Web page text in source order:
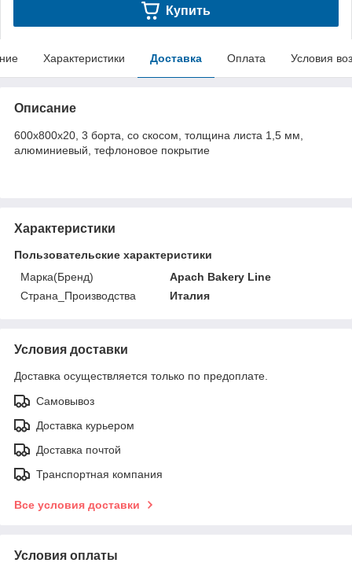
Купить
Характеристики Доставка Оплата Условия
Описание
600х800х20, 3 борта, со скосом, толщина листа 1,5 мм,
алюминиевый, тефлоновое покрытие
Характеристики
Пользовательские характеристики
Марка(Бренд)
Apach Bakery Line
Страна_Производства
Италия
Условия доставки
Доставка осуществляется только по предоплате.
Самовывоз
Доставка курьером
Доставка почтой
Транспортная компания
Все условия доставки
Условия оплаты